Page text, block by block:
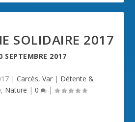
SOLIDAIRE 2017
SEPTEMBRE 2017
| Carcès, Var | Détente &
, Nature | 0 |